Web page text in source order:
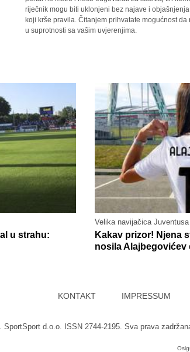
riječnik mogu biti uklonjeni bez najave i
koji krše pravila. Čitanjem prihvatate mogućnost
u suprotnosti sa vašim uvjerenjima.
u strahu:
Velika navijačica Juventusa
Kakav prizor! Njena
nosila Alajbegovićev
KONTAKT IMPRESSUM
SportSport d.o.o. ISSN 2744-2195. Sva prava